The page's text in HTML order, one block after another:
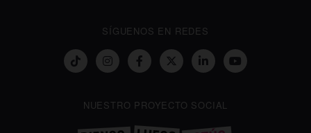
SÍGUENOS EN REDES
NUESTRO PROYECTO SOCIAL